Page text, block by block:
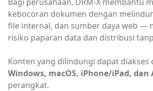
kebocoran dokumen dengan
file internal, dan sumber daya web —
risiko paparan data dan distribusi
Konten yang dilindungi dapat diakses
Windows, macOS, iPhone/iPad, dan
perangkat.